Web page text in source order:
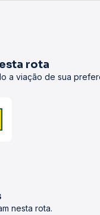
rota
a viação de sua
nesta rota.